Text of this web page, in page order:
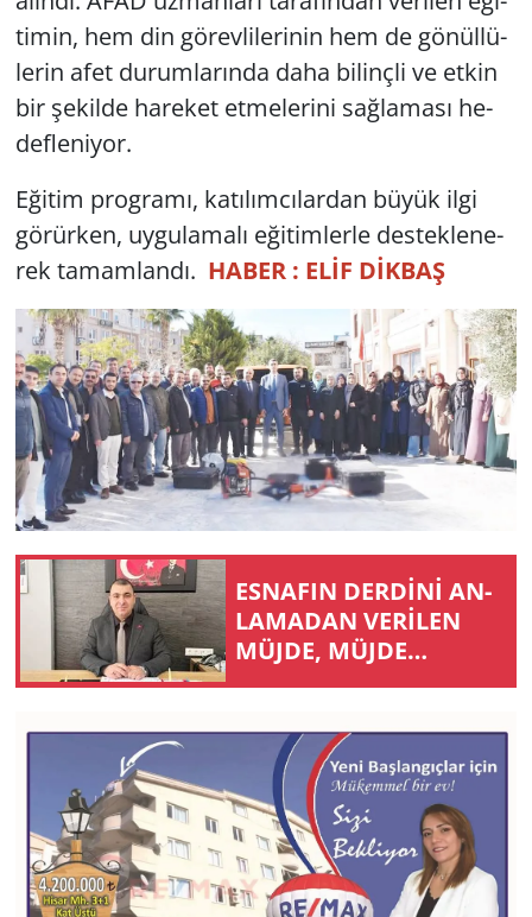
ti­min, hem din gö­rev­li­le­ri­nin hem de gö­nül­lü­
le­rin afet du­rum­la­rın­da daha bi­linç­li ve etkin
bir şe­kil­de ha­re­ket et­me­le­ri­ni sağ­la­ma­sı he­
def­le­ni­yor.
Eği­tim prog­ra­mı, ka­tı­lım­cı­lar­dan büyük ilgi
gö­rür­ken, uy­gu­la­ma­lı eği­tim­ler­le des­tek­le­ne­
rek ta­mam­lan­dı. HABER : ELİF DİKBAŞ
ES­NA­FIN DERDİNİ AN­
LA­MA­DAN VERİLEN
MÜJDE, MÜJDE
DEĞİLDİR!
Yerel